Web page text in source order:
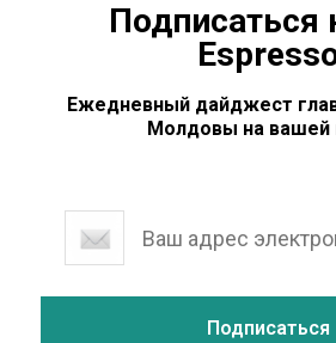
Подписаться
Ежедневный дайджест
Молдовы на вашей